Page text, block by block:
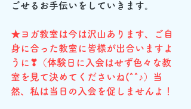
ごせるお手伝いをしていきます。
★ヨガ教室は今は沢山あります、ご自
身に合った教室に皆様が出合いますよ
うに❣（体験日に入会はせず色々な教
室を見て決めてくださいね(^^♪）当
然、私は当日の入会を促しませんよ！